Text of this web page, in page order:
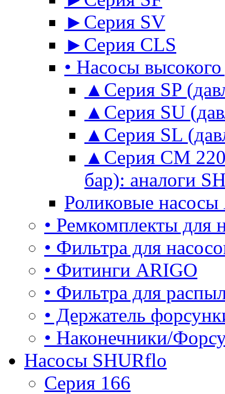
►Серия SV
►Серия CLS
• Насосы
▲Серия SP
▲Серия SU
▲Серия SL
▲Серия CM 220
бар): аналоги
Роликовые
• Ремкомплекты для
• Фильтра для
• Фитинги ARIGO
• Фильтра для
• Держатель
• Наконечники/
Насосы SHURflo
Серия 166